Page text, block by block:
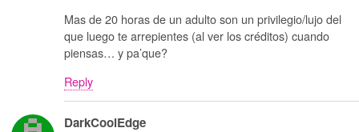
Mas de 20 horas de un adulto son un privilegio/lujo del
que luego te arrepientes (al ver los créditos) cuando
piensas… y pa’que?
Reply
DarkCoolEdge